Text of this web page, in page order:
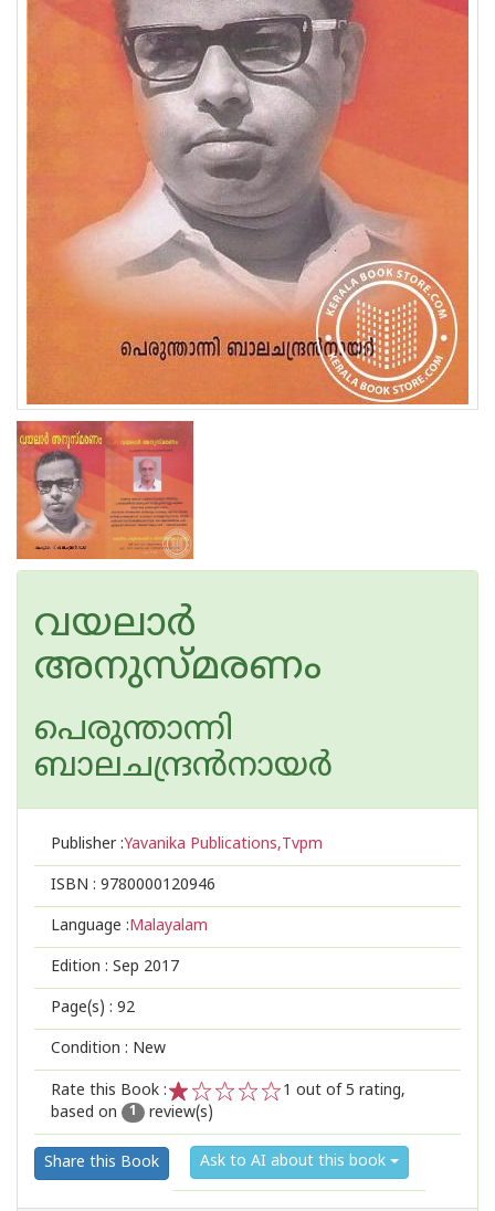
വയലാര്‍
അനുസ്മരണം
പെരുന്താന്നി
ബാലചന്ദ്രന്‍നായര്‍
Publisher :Yavanika Publications,Tvpm
ISBN : 9780000120946
Language :Malayalam
Edition : Sep 2017
Page(s) : 92
Condition : New
Rate this Book :
2
1
1 out of 5 rating,
based on
1 review(s)
Share this Book Ask to AI about this book